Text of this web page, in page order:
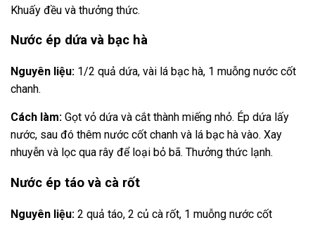
Khuấy đều và thưởng thức.
Nước ép dứa và bạc hà
Nguyên liệu: 1/2 quả dứa, vài lá bạc hà, 1 muỗng nước cốt
chanh.
Cách làm: Gọt vỏ dứa và cắt thành miếng nhỏ. Ép dứa lấy
nước, sau đó thêm nước cốt chanh và lá bạc hà vào. Xay
nhuyễn và lọc qua rây để loại bỏ bã. Thưởng thức lạnh.
Nước ép táo và cà rốt
Nguyên liệu: 2 quả táo, 2 củ cà rốt, 1 muỗng nước cốt